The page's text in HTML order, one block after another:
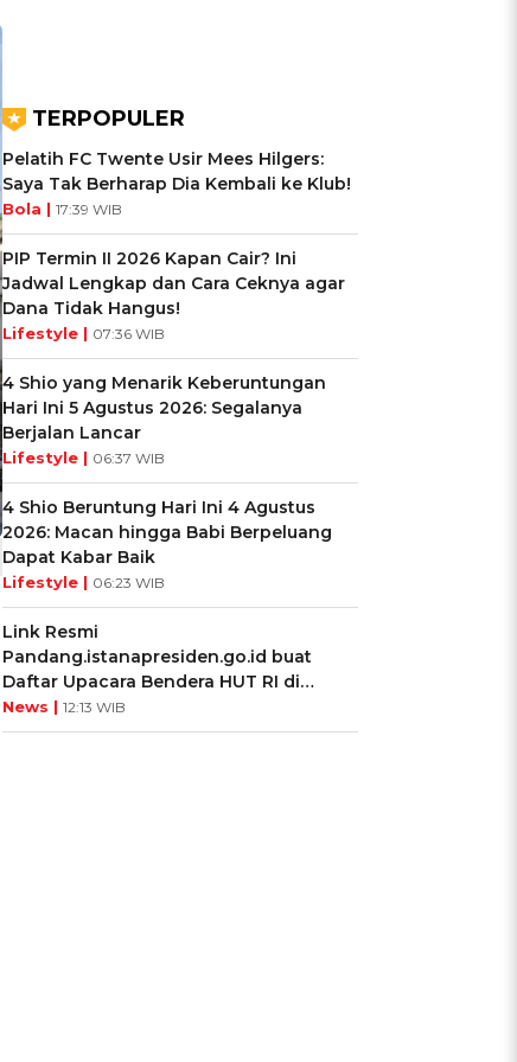
TERPOPULER
Pelatih FC Twente Usir Mees Hilgers:
Saya Tak Berharap Dia Kembali ke Klub!
Bola | 17:39 WIB
PIP Termin II 2026 Kapan Cair? Ini
Jadwal Lengkap dan Cara Ceknya agar
Dana Tidak Hangus!
Lifestyle | 07:36 WIB
4 Shio yang Menarik Keberuntungan
Hari Ini 5 Agustus 2026: Segalanya
Berjalan Lancar
Lifestyle | 06:37 WIB
4 Shio Beruntung Hari Ini 4 Agustus
2026: Macan hingga Babi Berpeluang
Dapat Kabar Baik
Lifestyle | 06:23 WIB
Link Resmi
Pandang.istanapresiden.go.id buat
Daftar Upacara Bendera HUT RI di
Istana Negara
News | 12:13 WIB